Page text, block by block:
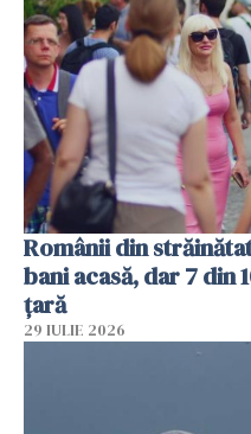
Românii din
bani acasă, dar 7 din
țară
29 IULIE 2026